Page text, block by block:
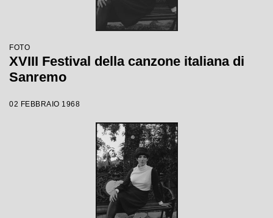
FOTO
XVIII Festival della canzone italiana di
Sanremo
02 FEBBRAIO 1968